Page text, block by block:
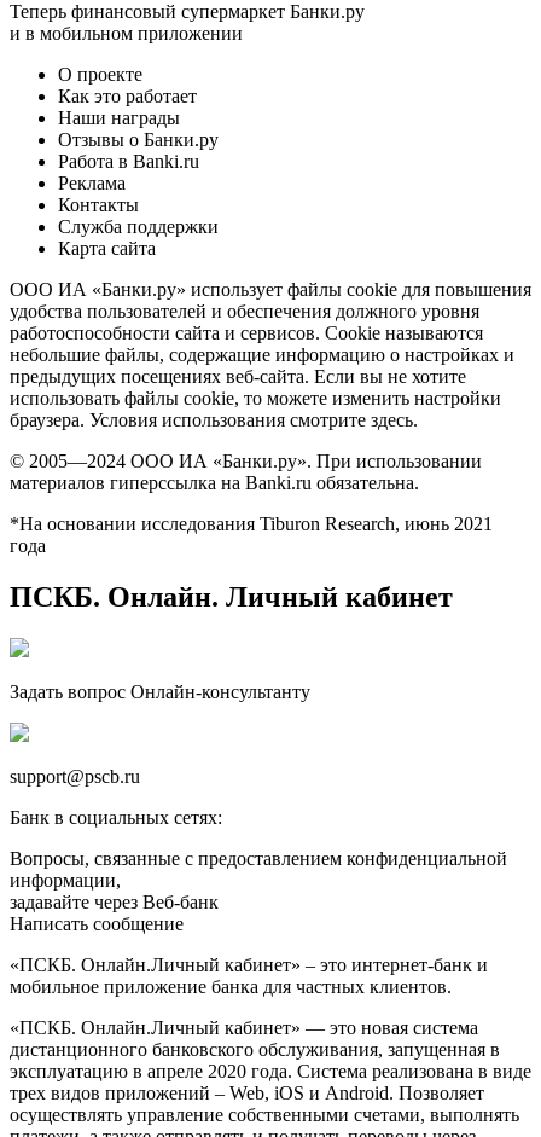
Теперь финансовый супермаркет Банки.ру
и в мобильном приложении
О проекте
Как это работает
Наши награды
Отзывы о Банки.ру
Работа в Banki.ru
Реклама
Контакты
Служба поддержки
Карта сайта
ООО ИА «Банки.ру» использует файлы cookie для повышения
удобства пользователей и обеспечения должного уровня
работоспособности сайта и сервисов. Cookie называются
небольшие файлы, содержащие информацию о настройках и
предыдущих посещениях веб-сайта. Если вы не хотите
использовать файлы cookie, то можете изменить настройки
браузера. Условия использования смотрите здесь.
© 2005—2024 ООО ИА «Банки.ру». При использовании
материалов гиперссылка на Banki.ru обязательна.
*На основании исследования Tiburon Research, июнь 2021
года
ПСКБ. Онлайн. Личный кабинет
Задать вопрос Онлайн-консультанту
support@pscb.ru
Банк в социальных сетях:
Вопросы, связанные с предоставлением конфиденциальной
информации,
задавайте через Веб-банк
Написать сообщение
«ПСКБ. Онлайн.Личный кабинет» – это интернет-банк и
мобильное приложение банка для частных клиентов.
«ПСКБ. Онлайн.Личный кабинет» — это новая система
дистанционного банковского обслуживания, запущенная в
эксплуатацию в апреле 2020 года. Система реализована в виде
трех видов приложений – Web, iOS и Android. Позволяет
осуществлять управление собственными счетами, выполнять